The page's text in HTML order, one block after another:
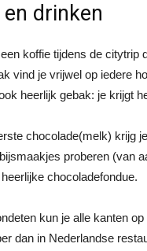
en drinken
koffie tijdens de
vind je vrijwel op iedere
heerlijk gebak: je krijgt
chocolade(melk) krijg
proberen (van
chocoladefondue.
kun je alle kanten
dan in Nederlandse